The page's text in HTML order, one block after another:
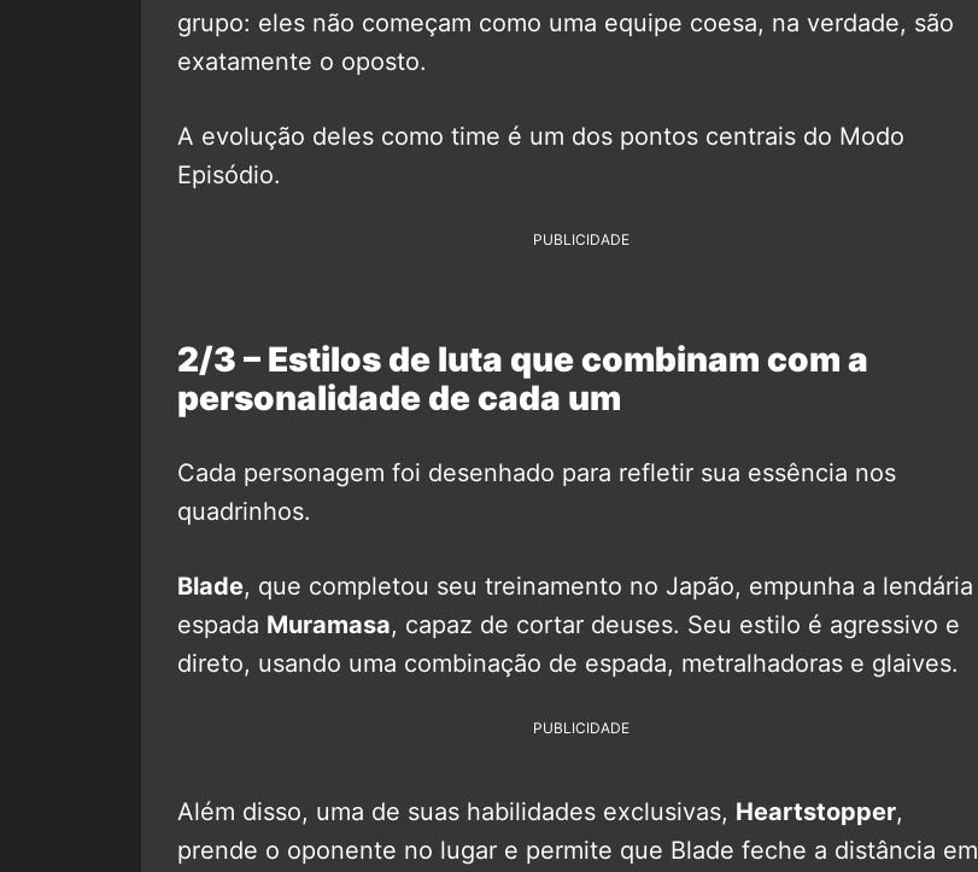
grupo: eles não começam como uma equipe coesa, na verdade, são
exatamente o oposto.
A evolução deles como time é um dos pontos centrais do Modo
Episódio.
PUBLICIDADE
2/3 – Estilos de luta que combinam com a
personalidade de cada um
Cada personagem foi desenhado para refletir sua essência nos
quadrinhos.
Blade, que completou seu treinamento no Japão, empunha a lendária
espada Muramasa, capaz de cortar deuses. Seu estilo é agressivo e
direto, usando uma combinação de espada, metralhadoras e glaives.
PUBLICIDADE
Além disso, uma de suas habilidades exclusivas, Heartstopper,
prende o oponente no lugar e permite que Blade feche a distância em